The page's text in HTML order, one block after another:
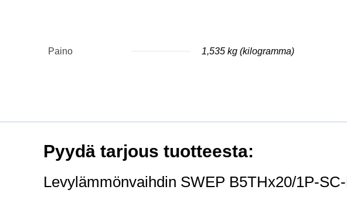
Paino 1,535 kg (kilogramma)
Pyydä tarjous tuotteesta:
Levylämmönvaihdin SWEP B5THx20/1P-